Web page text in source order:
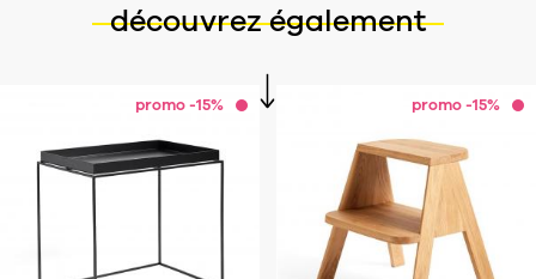
découvrez également
promo -15% promo -15%